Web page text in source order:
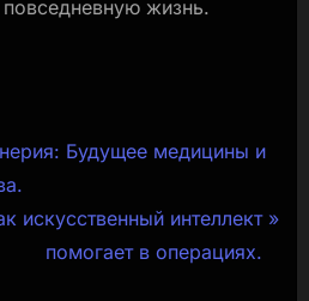
жизнь.
Будущее медицины и
искусственный интеллект
помогает в операциях.